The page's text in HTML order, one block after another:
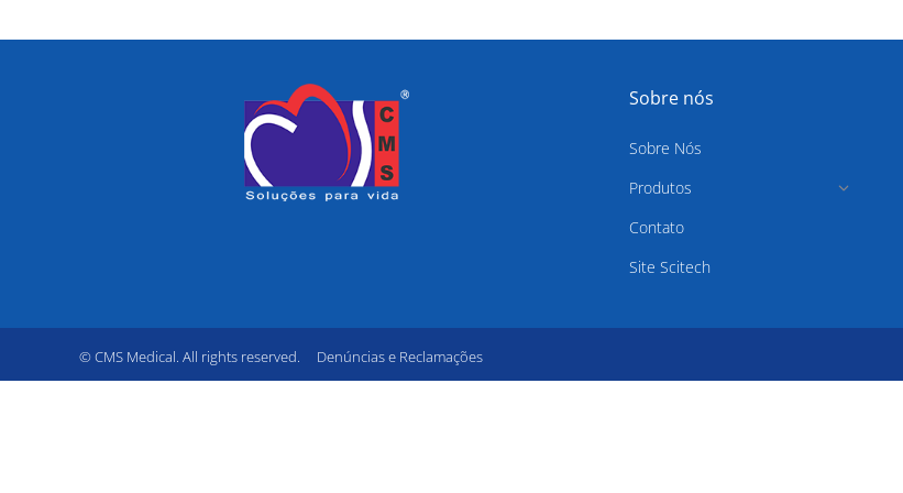
Sobre nós
Sobre Nós
Produtos
Contato
Site Scitech
© CMS Medical. All rights reserved. Denúncias e Reclamações